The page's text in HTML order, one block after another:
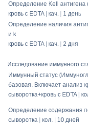
Определение Kell антигена
кровь с EDTA | кач. | 1 день
Определение наличия
и k
кровь с EDTA | кач. | 2 дня
Исследование иммунного
Иммунный статус
базовая. Включает анализ
сыворотка+кровь c EDTA |
Определение содержания
сыворотка | кол. | 10 дней